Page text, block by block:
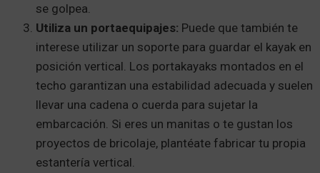
se golpea.
Utiliza un portaequipajes: Puede que también te
interese utilizar un soporte para guardar el kayak en
posición vertical. Los portakayaks montados en el
techo garantizan una estabilidad adecuada y suelen
llevar una cadena o cuerda para sujetar la
embarcación. Si eres un manitas o te gustan los
proyectos de bricolaje, plantéate fabricar tu propia
estantería vertical.